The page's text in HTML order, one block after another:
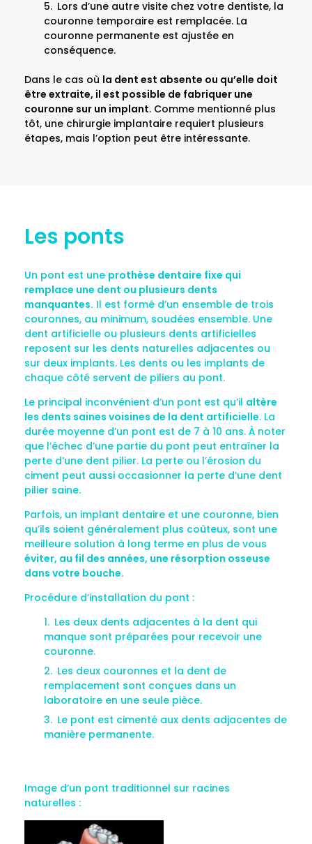
Lors d’une autre visite chez votre dentiste, la
couronne temporaire est remplacée. La
couronne permanente est ajustée en
conséquence.
Dans le cas où la dent est absente ou qu’elle doit
être extraite, il est possible de fabriquer une
couronne sur un implant. Comme mentionné plus
tôt, une chirurgie implantaire requiert plusieurs
étapes, mais l’option peut être intéressante.
Les ponts
Un pont est une prothèse dentaire fixe qui
remplace une dent ou plusieurs dents
manquantes. Il est formé d’un ensemble de trois
couronnes, au minimum, soudées ensemble. Une
dent artificielle ou plusieurs dents artificielles
reposent sur les dents naturelles adjacentes ou
sur deux implants. Les dents ou les implants de
chaque côté servent de piliers au pont.
Le principal inconvénient d’un pont est qu’il altère
les dents saines voisines de la dent artificielle. La
durée moyenne d’un pont est de 7 à 10 ans. À noter
que l’échec d’une partie du pont peut entraîner la
perte d’une dent pilier. La perte ou l’érosion du
ciment peut aussi occasionner la perte d’une dent
pilier saine.
Parfois, un implant dentaire et une couronne, bien
qu’ils soient généralement plus coûteux, sont une
meilleure solution à long terme en plus de vous
éviter, au fil des années, une résorption osseuse
dans votre bouche.
Procédure d’installation du pont :
Les deux dents adjacentes à la dent qui
manque sont préparées pour recevoir une
couronne.
Les deux couronnes et la dent de
remplacement sont conçues dans un
laboratoire en une seule pièce.
Le pont est cimenté aux dents adjacentes de
manière permanente.
Image d’un pont traditionnel sur racines
naturelles :